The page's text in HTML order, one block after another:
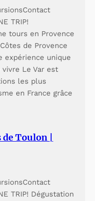
TRIP!
tours en Provence
de Provence
expérience unique
Le Var est
les plus
en France grâce
Toulon |
TRIP! Dégustation